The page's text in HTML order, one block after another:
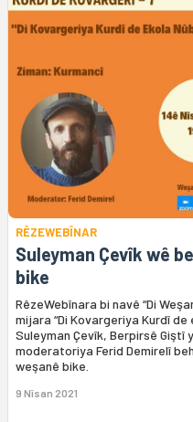
RÊZEWEBÎNAR
Suleyman Çevîk wê
bike
RêzeWebînara bi navê “Di
mijara “Di Kovargeriya Kurdî
Suleyman Çevîk, Berpirsê Giştî
moderatoriya Ferid Demirelî
weşanê bike.
9 Nîsan 2021